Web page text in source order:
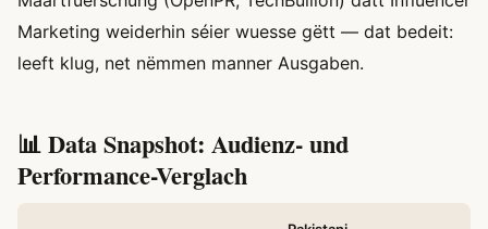
Marketing weiderhin séier wuesse gëtt — dat bedeit:
leeft klug, net nëmmen manner Ausgaben.
📊 Data Snapshot: Audienz- und
Performance-Verglach